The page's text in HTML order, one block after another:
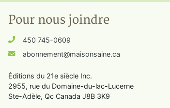
Pour nous joindre
450 745-0609
abonnement@maisonsaine.ca
Éditions du 21e siècle Inc.
2955, rue du Domaine-du-lac-Lucerne
Ste-Adèle, Qc Canada J8B 3K9